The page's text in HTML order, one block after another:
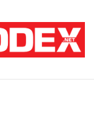
ULOGA HVO-a U “OLUJI”